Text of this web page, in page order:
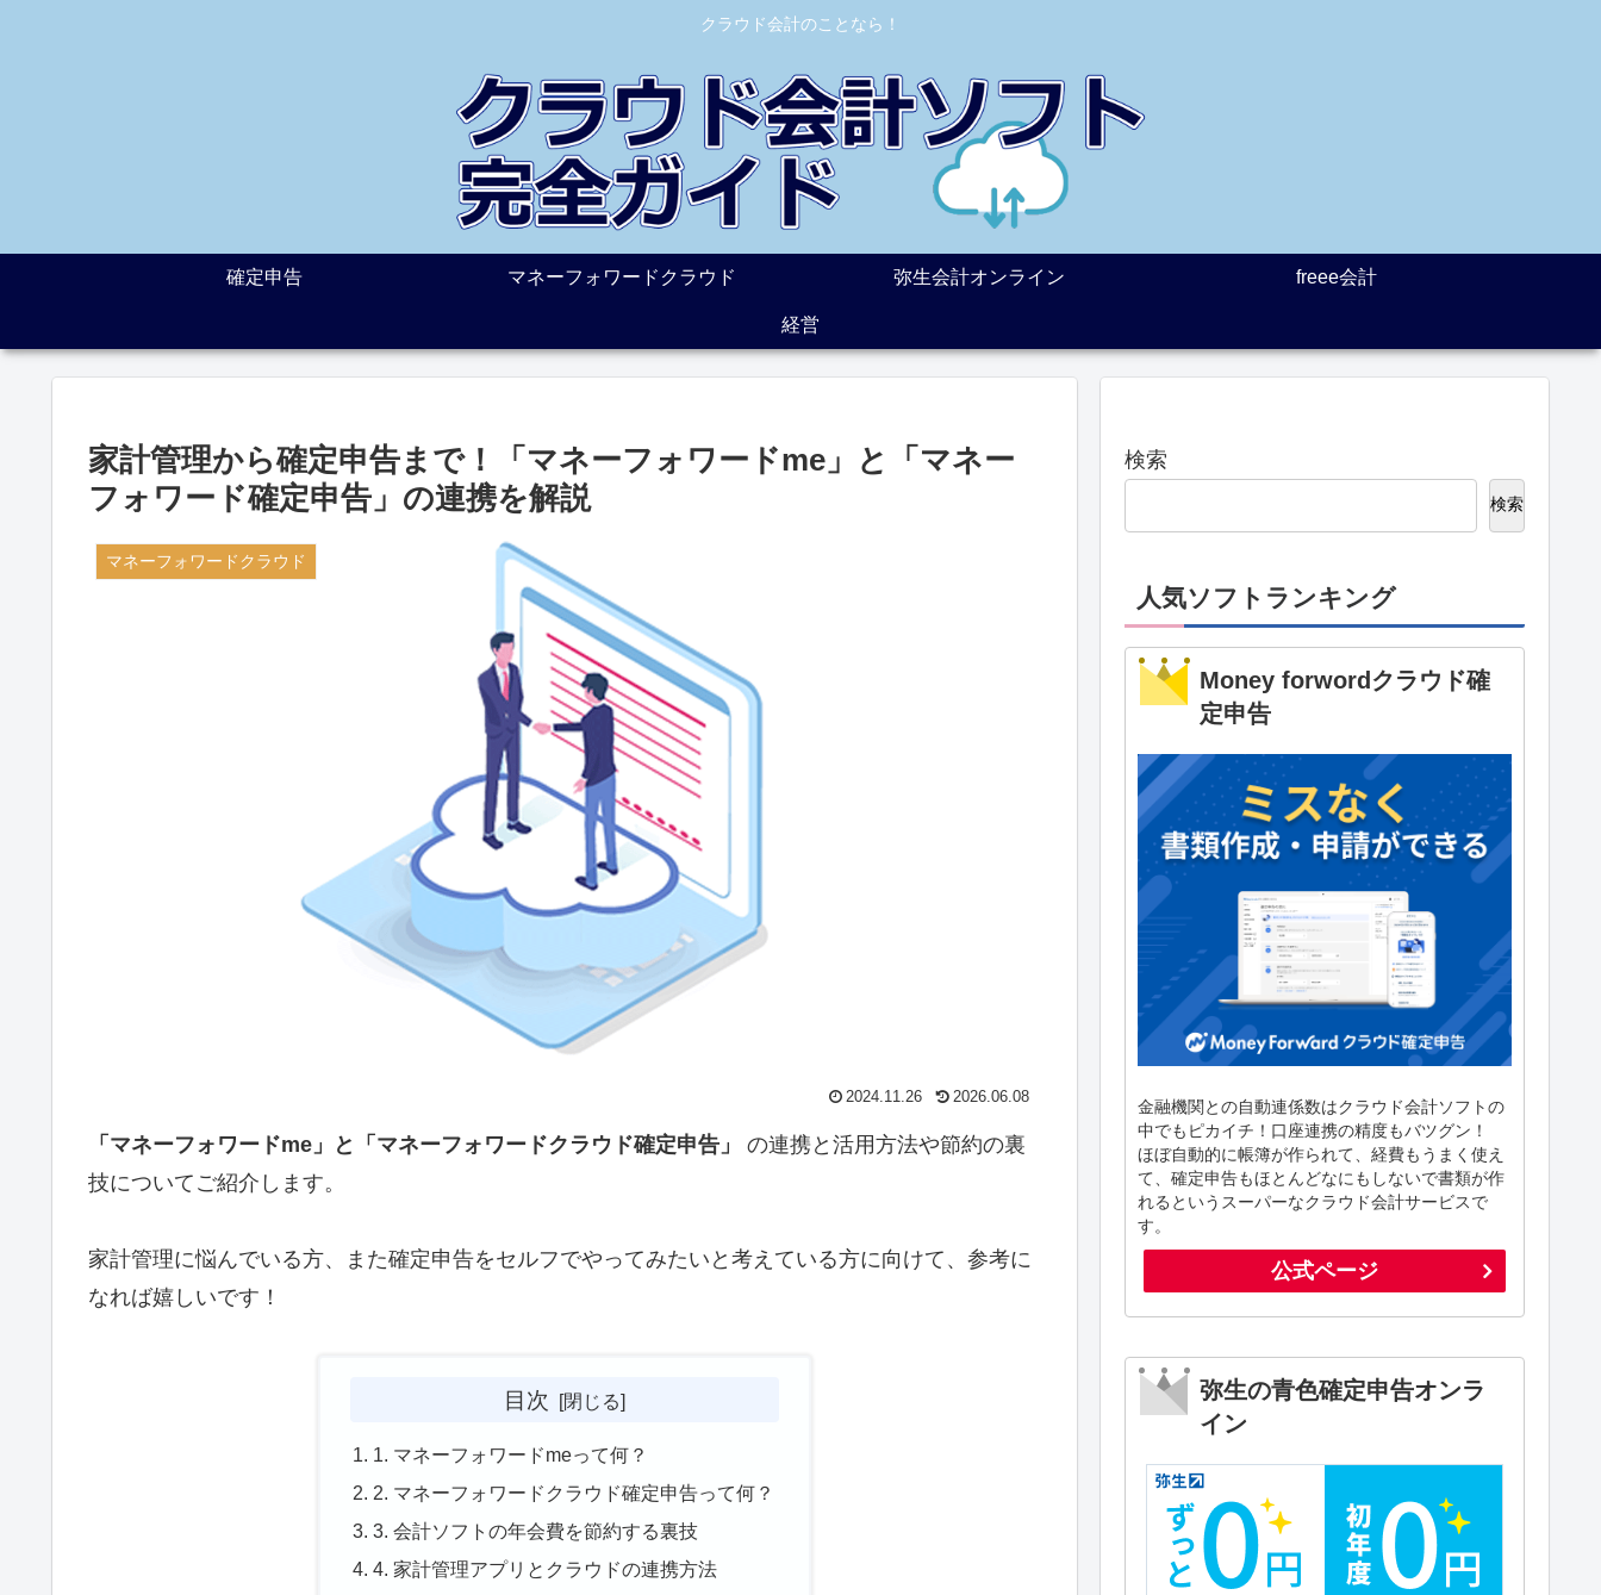
クラウド会計のことなら！
確定申告 マネーフォワードクラウド 弥生会計オンライン freee会計
経営
家計管理から確定申告まで！「マネーフォワードme」と「マネー
フォワード確定申告」の連携を解説
マネーフォワードクラウド
2024.11.26 2026.06.08
「マネーフォワードme」と「マネーフォワードクラウド確定申告」
の連携と活用方法や節約の裏
技についてご紹介します。
家計管理に悩んでいる方、また確定申告をセルフでやってみたいと考えている方に向けて、参考に
なれば嬉しいです！
目次
1. マネーフォワードmeって何？
2. マネーフォワードクラウド確定申告って何？
3. 会計ソフトの年会費を節約する裏技
4. 家計管理アプリとクラウドの連携方法
検索
検索
人気ソフトランキング
Money forwordクラウド確
定申告
金融機関との自動連係数はクラウド会計ソフトの
中でもピカイチ！口座連携の精度もバツグン！
ほぼ自動的に帳簿が作られて、経費もうまく使え
て、確定申告もほとんどなにもしないで書類が作
れるというスーパーなクラウド会計サービスで
す。
公式ページ
弥生の青色確定申告オンラ
イン